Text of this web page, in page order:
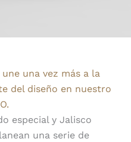
una vez más a la
del diseño en nuestro
especial y Jalisco
una serie de